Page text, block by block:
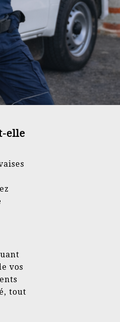
elle
vos
tout